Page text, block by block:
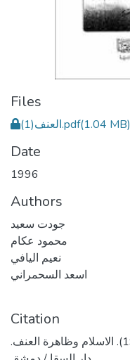
Files
العنف(1).pdf(1.04 MB)
Date
1996
Authors
جودت سعيد
محمود عكام
نعيم اليافي
اسعد السحمراني
Citation
سعيد، جودت، وعكام، محمود. (1996). الاسلام وظاهرة العنف.